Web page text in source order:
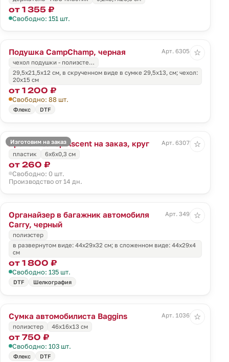
от 1 355 ₽
Свободно: 151 шт.
Подушка CampChamp, черная
Арт. 63054.30
чехол подушки - полиэсте…
29,5х21,5х12 см, в скрученном виде в сумке 29,5х13, см; чехол:
20х15 см
от 1 200 ₽
Свободно: 88 шт.
Флекс DTF
☆
Изготовим на заказ
Ароматизатор Ascent на заказ, круг
Арт. 63078.01
пластик
6x6x0,3 см
от 260 ₽
Свободно: 0 шт.
Производство от 14 дн.
☆
Органайзер в багажник автомобиля
Carry, черный
Арт. 3498.30
полиэстер
в развернутом виде: 44х29х32 см; в сложенном виде: 44х29х4
см
от 1 800 ₽
Свободно: 135 шт.
DTF Шелкография
☆
Сумка автомобилиста Baggins
Арт. 10363.30
полиэстер
46x16x13 см
от 750 ₽
Свободно: 103 шт.
Флекс DTF
☆